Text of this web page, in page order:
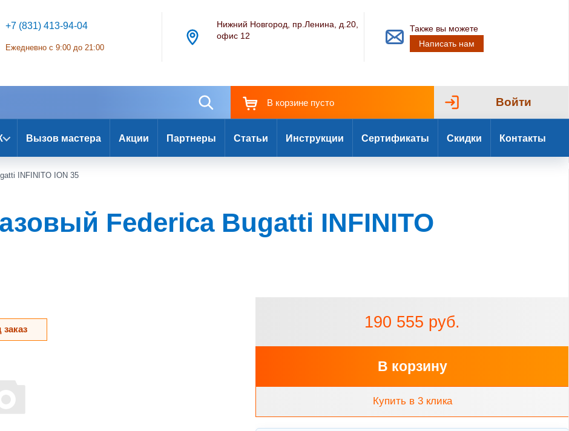
+7 (831) 413-94-04
Ежедневно с 9:00 до 21:00
Нижний Новгород, пр.Ленина, д.20,
офис 12
Также вы можете
Написать нам
В корзине пусто Войти
Вызов мастера Акции Партнеры Статьи Инструкции Сертификаты Скидки Контакты
INFINITO ION 35
Federica Bugatti INFINITO
заказ 190 555 руб.
В корзину
Купить в 3 клика